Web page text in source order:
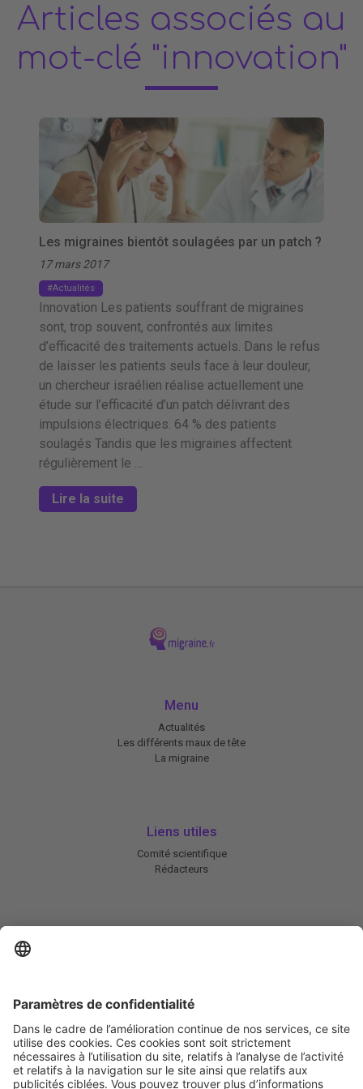
Articles associés au
mot-clé "innovation"
Les migraines bientôt soulagées par un patch ?
17 mars 2017
Actualités
Innovation Les patients souffrant de migraines
sont, trop souvent, confrontés aux limites
d’efficacité des traitements actuels. Dans le refus
de laisser les patients seuls face à leur douleur,
un chercheur israélien réalise actuellement une
étude sur l’efficacité d’un patch délivrant des
impulsions électriques. 64 % des patients
soulagés Tandis que les migraines affectent
régulièrement le …
Lire la suite
Menu
Actualités
Les différents maux de tête
La migraine
Liens utiles
Comité scientifique
Rédacteurs
Abonnez-vous à notre newsletter